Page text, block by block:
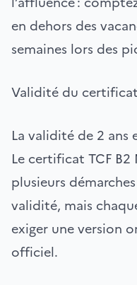
en dehors des
semaines lors des
Validité du
La validité de 2
Le certificat TCF
plusieurs
validité, mais
exiger une version
officiel.